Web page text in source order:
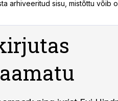
arhiveeritud sisu, mistõttu võib